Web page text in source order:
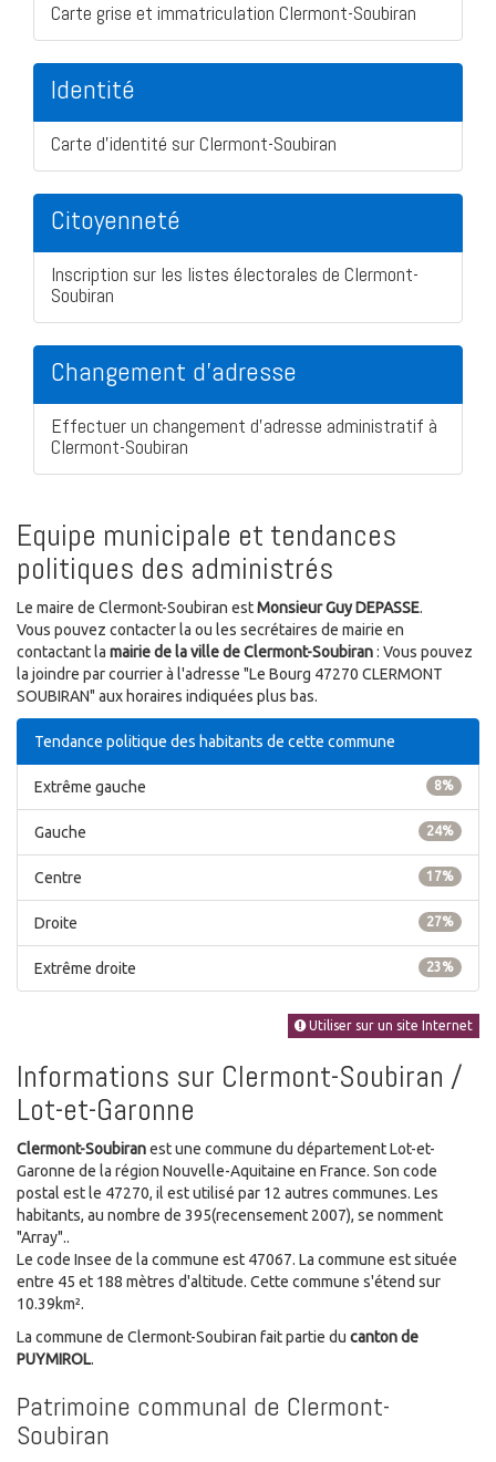
Carte grise et immatriculation Clermont-Soubiran
Identité
Carte d'identité sur Clermont-Soubiran
Citoyenneté
Inscription sur les listes électorales de Clermont-
Soubiran
Changement d'adresse
Effectuer un changement d'adresse administratif à
Clermont-Soubiran
Equipe municipale et tendances
politiques des administrés
Le maire de Clermont-Soubiran estMonsieur Guy DEPASSE.
Vous pouvez contacter la ou les secrétaires de mairie en
contactant la mairie de la ville de Clermont-Soubiran: Vous pouvez
la joindre par courrier à l'adresse "Le Bourg 47270 CLERMONT
SOUBIRAN" aux horaires indiquées plus bas.
Tendance politique des habitants de cette commune
8%
Extrême gauche
24%
Gauche
17%
Centre
27%
Droite
23%
Extrême droite
Utiliser sur un site Internet
Informations sur Clermont-Soubiran /
Lot-et-Garonne
Clermont-Soubiranest une commune du département Lot-et-
Garonne de la région Nouvelle-Aquitaine en France. Son code
postal est le 47270, il est utilisé par 12 autres communes. Les
habitants, au nombre de 395(recensement 2007), se nomment
"Array"..
Le code Insee de la commune est 47067. La commune est située
entre 45 et 188 mètres d'altitude. Cette commune s'étend sur
10.39km².
La commune de Clermont-Soubiran fait partie du canton de
PUYMIROL.
Patrimoine communal de Clermont-
Soubiran